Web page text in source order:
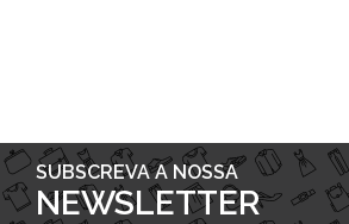
SUBSCREVA A NOSSA
NEWSLETTER